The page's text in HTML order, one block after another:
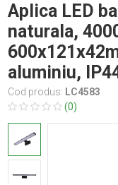
Aplica LED
naturala,
aluminiu,
Cod produs: LC4583
(0)